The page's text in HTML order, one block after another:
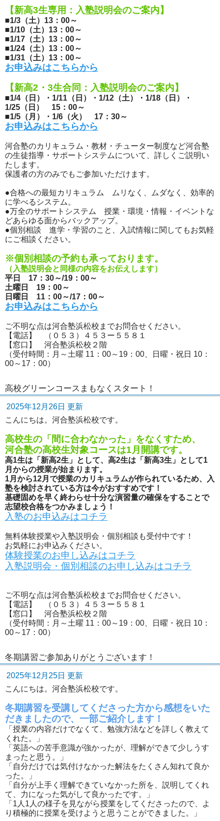
【新高3生専用：入塾説明会のご案内】
■1/3（土）13：00～
■1/10（土）13：00～
■1/17（土）13：00～
■1/24（土）13：00～
■1/31（土）13：00～
お申込みはこちらから
【新高2・3生合同：入塾説明会のご案内】
■1/4（日）・1/11（日）・1/12（土）・1/18（日）・
1/25（日） 15：00～
■1/5（月）・1/6（火） 17：30～
お申込みはこちらから
河合塾のカリキュラム・教材・チューター制度など河合塾
の生徒指導・サポートシステムについて、詳しくご説明い
たします。
保護者の方のみでもご参加いただけます。
●合格への最短カリキュラム ムリなく、ムダなく、効率的
に学べるシステム。
●万全のサポートシステム 授業・環境・情報・イベントな
どあらゆる面からバックアップ。
●個別相談 進学・学習のこと、入試情報に関してもお気軽
にご相談ください。
※個別相談の予約も承っております。
（入塾説明会と同様の内容をお伝えします）
平日 17：30～/19：00～
土曜日 19：00～
日曜日 11：00～/17：00～
お申込みはこちらから
ご不明な点は河合塾浜松校までお問合せください。
【電話】 （０５３）４５３ー５５８１
【窓口】 河合塾浜松校２階
（受付時間：月～土曜 11：00～19：00、日曜・祝日 10：
00～17：00）
高校グリーンコースまもなくスタート！
2025年12月26日 更新
こんにちは。河合塾浜松校です。
高校生の「間に合わなかった」をなくすため、
河合塾の高校生対象コースは1月開講です。
高1生は「新高2生」として、高2生は「新高3生」として1
月からの授業が始まります。
1月から12月で授業のカリキュラムが作られているため、入
塾を検討されている方は今がおすすめです！
基礎固めを早く終わらせ十分な演習量の確保をすることで
志望校合格をつかみましょう！
入塾のお申込みはコチラ
無料体験授業や入塾説明会・個別相談も受付中です！
お気軽にお申込みください。
体験授業のお申し込みはコチラ
入塾説明会・個別相談のお申し込みはコチラ
ご不明な点は河合塾浜松校までお問合せください。
【電話】 （０５３）４５３ー５５８１
【窓口】 河合塾浜松校２階
（受付時間：月～土曜 11：00～19：00、日曜・祝日 10：
00～17：00）
冬期講習ご参加ありがとうございます！
2025年12月25日 更新
こんにちは。河合塾浜松校です。
冬期講習を受講してくださった方から感想をいた
だきましたので、一部ご紹介します！
「授業の内容だけでなくて、勉強方法などを詳しく教えて
くれた。」
「英語への苦手意識が強かったが、理解ができて少しうす
まったと思う。」
「自分だけでは気付けなかった解法をたくさん知れて良か
った。」
「自分が上手く理解できていなかった所を、説明してくれ
て、力になった気がして良かったです。」
「1人1人の様子を見ながら授業をしてくださったので、よ
り積極的に授業を受けようと思うことができました。」